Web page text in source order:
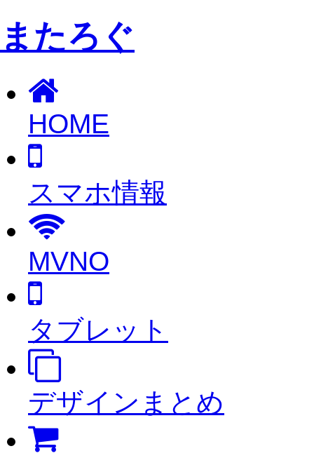
またろぐ
HOME
スマホ情報
MVNO
タブレット
デザインまとめ